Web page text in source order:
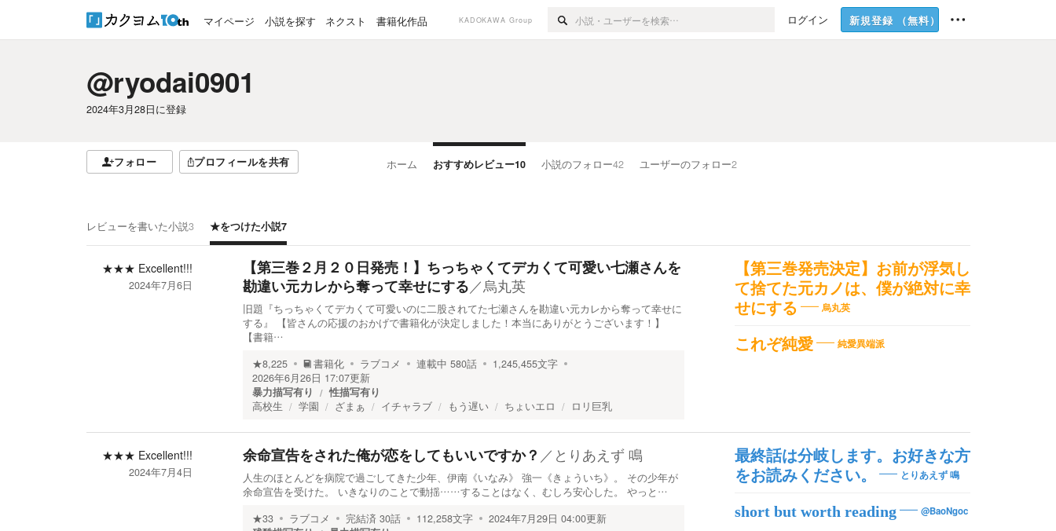
マイページ 小説を探す ネクスト 書籍化作品 KADOKAWA Group ログイン 新規登録 （無料）
@ryodai0901
2024年3月28日に登録
フォロー プロフィールを共有 ホーム おすすめレビュー10 小説のフォロー42 ユーザーのフォロー2
レビューを書いた小説3 ★をつけた小説7
★★★ Excellent!!!
2024年7月6日
【第三巻２月２０日発売！】ちっちゃくてデカくて可愛い七瀬さんを
勘違い元カレから奪って幸せにする／烏丸英
旧題『ちっちゃくてデカくて可愛いのに二股されてた七瀬さんを勘違い元カレから奪って幸せに
する』 【皆さんの応援のおかげで書籍化が決定しました！本当にありがとうございます！】
【書籍…
★8,225 書籍化 ラブコメ 連載中 580話 1,245,455文字
2026年6月26日 17:07更新
暴力描写有り
性描写有り
高校生
学園 ざまぁ イチャラブ もう遅い ちょいエロ ロリ巨乳
【第三巻発売決定】お前が浮気し
て捨てた元カノは、僕が絶対に幸
せにする
烏丸英
これぞ純愛 純愛異端派
★★★ Excellent!!!
2024年7月4日
余命宣告をされた俺が恋をしてもいいですか？ ／ とりあえず 鳴
人生のほとんどを病院で過ごしてきた少年、伊南《いなみ》 強一《きょういち》。 その少年が
余命宣告を受けた。 いきなりのことで動揺……することはなく、むしろ安心した。 やっと…
★33 ラブコメ 完結済 30話 112,258文字 2024年7月29日 04:00更新
最終話は分岐します。お好きな方
をお読みください。
とりあえず 鳴
short but worth reading @BaoNgoc